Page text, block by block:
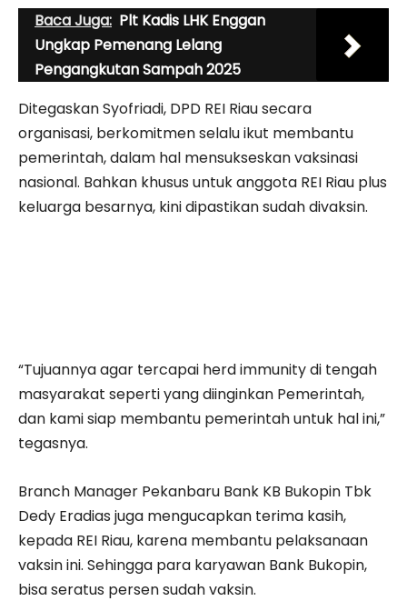
Baca Juga: Plt Kadis LHK Enggan
Ungkap Pemenang Lelang
Pengangkutan Sampah 2025
Ditegaskan Syofriadi, DPD REI Riau secara
organisasi, berkomitmen selalu ikut membantu
pemerintah, dalam hal mensukseskan vaksinasi
nasional. Bahkan khusus untuk anggota REI Riau plus
keluarga besarnya, kini dipastikan sudah divaksin.
“Tujuannya agar tercapai herd immunity di tengah
masyarakat seperti yang diinginkan Pemerintah,
dan kami siap membantu pemerintah untuk hal ini,”
tegasnya.
Branch Manager Pekanbaru Bank KB Bukopin Tbk
Dedy Eradias juga mengucapkan terima kasih,
kepada REI Riau, karena membantu pelaksanaan
vaksin ini. Sehingga para karyawan Bank Bukopin,
bisa seratus persen sudah vaksin.